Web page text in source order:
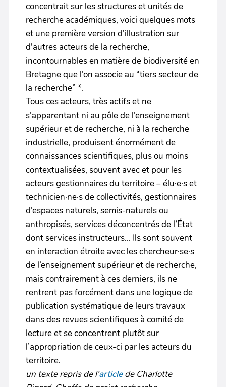
concentrait sur les structures et unités de
recherche académiques, voici quelques mots
et une première version d'illustration sur
d'autres acteurs de la recherche,
incontournables en matière de biodiversité en
Bretagne que l’on associe au “tiers secteur de
la recherche” *.
Tous ces acteurs, très actifs et ne
s’apparentant ni au pôle de l’enseignement
supérieur et de recherche, ni à la recherche
industrielle, produisent énormément de
connaissances scientifiques, plus ou moins
contextualisées, souvent avec et pour les
acteurs gestionnaires du territoire – élu·e·s et
technicien·ne·s de collectivités, gestionnaires
d’espaces naturels, semis-naturels ou
anthropisés, services déconcentrés de l’État
dont services instructeurs... Ils sont souvent
en interaction étroite avec les chercheur·se·s
de l’enseignement supérieur et de recherche,
mais contrairement à ces derniers, ils ne
rentrent pas forcément dans une logique de
publication systématique de leurs travaux
dans des revues scientifiques à comité de
lecture et se concentrent plutôt sur
l’appropriation de ceux-ci par les acteurs du
territoire.
un texte repris de l'articlede Charlotte